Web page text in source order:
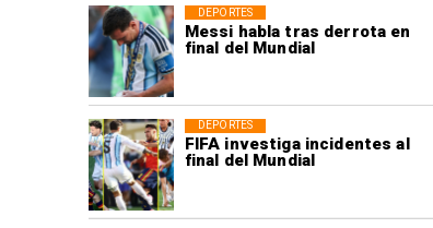
Messi habla tras derrota en
final del Mundial
DEPORTES
FIFA investiga incidentes al
final del Mundial
DEPORTES